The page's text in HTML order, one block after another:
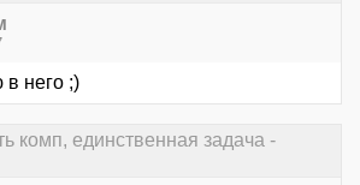
него ;)
комп, единственная задача -